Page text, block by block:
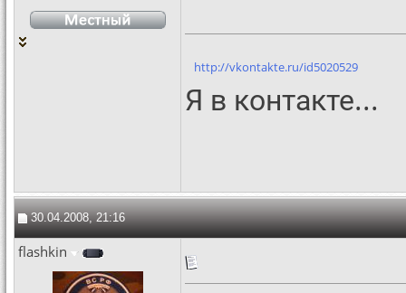
http://vkontakte.ru/id5020529
Я в контакте...
30.04.2008, 21:16
flashkin